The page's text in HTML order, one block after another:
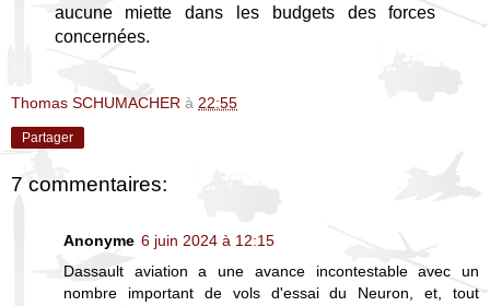
aucune miette dans les budgets des forces
concernées.
Thomas SCHUMACHER à 22:55
Partager
7 commentaires:
Anonyme 6 juin 2024 à 12:15
Dassault aviation a une avance incontestable avec un
nombre important de vols d'essai du Neuron, et, tout